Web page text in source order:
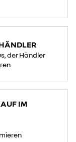
der Händler
IM A